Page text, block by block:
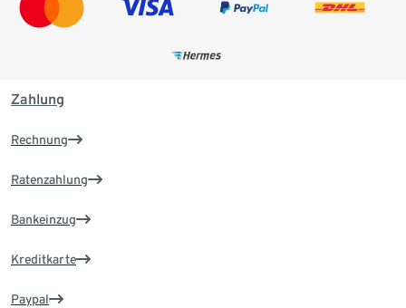
Zahlung
Rechnung
Ratenzahlung
Bankeinzug
Kreditkarte
Paypal